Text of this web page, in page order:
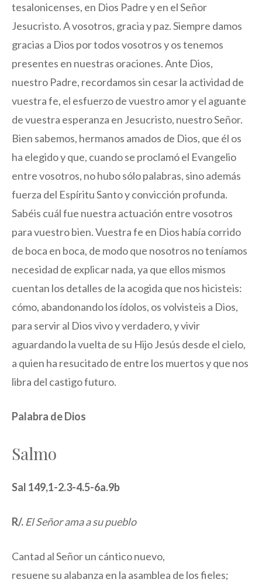
tesalonicenses, en Dios Padre y en el Señor
Jesucristo. A vosotros, gracia y paz. Siempre damos
gracias a Dios por todos vosotros y os tenemos
presentes en nuestras oraciones. Ante Dios,
nuestro Padre, recordamos sin cesar la actividad de
vuestra fe, el esfuerzo de vuestro amor y el aguante
de vuestra esperanza en Jesucristo, nuestro Señor.
Bien sabemos, hermanos amados de Dios, que él os
ha elegido y que, cuando se proclamó el Evangelio
entre vosotros, no hubo sólo palabras, sino además
fuerza del Espíritu Santo y convicción profunda.
Sabéis cuál fue nuestra actuación entre vosotros
para vuestro bien. Vuestra fe en Dios había corrido
de boca en boca, de modo que nosotros no teníamos
necesidad de explicar nada, ya que ellos mismos
cuentan los detalles de la acogida que nos hicisteis:
cómo, abandonando los ídolos, os volvisteis a Dios,
para servir al Dios vivo y verdadero, y vivir
aguardando la vuelta de su Hijo Jesús desde el cielo,
a quien ha resucitado de entre los muertos y que nos
libra del castigo futuro.
Palabra de Dios
Salmo
Sal 149,1-2.3-4.5-6a.9b
R/. El Señor ama a su pueblo
Cantad al Señor un cántico nuevo,
resuene su alabanza en la asamblea de los fieles;